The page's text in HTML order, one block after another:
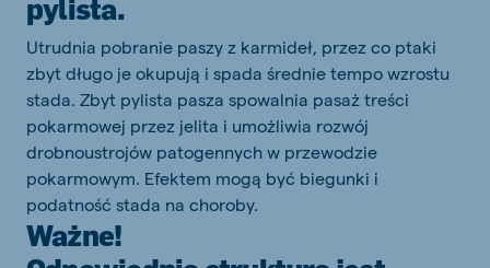
pylista.
Utrudnia pobranie paszy z karmideł, przez co ptaki
zbyt długo je okupują i spada średnie tempo wzrostu
stada. Zbyt pylista pasza spowalnia pasaż treści
pokarmowej przez jelita i umożliwia rozwój
drobnoustrojów patogennych w przewodzie
pokarmowym. Efektem mogą być biegunki i
podatność stada na choroby.
Ważne!